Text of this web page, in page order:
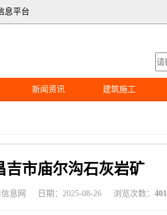
息平台
新闻资讯 建筑施工
吉市庙尔沟石灰岩矿
息网 日期：2025-08-26 浏览次数：401